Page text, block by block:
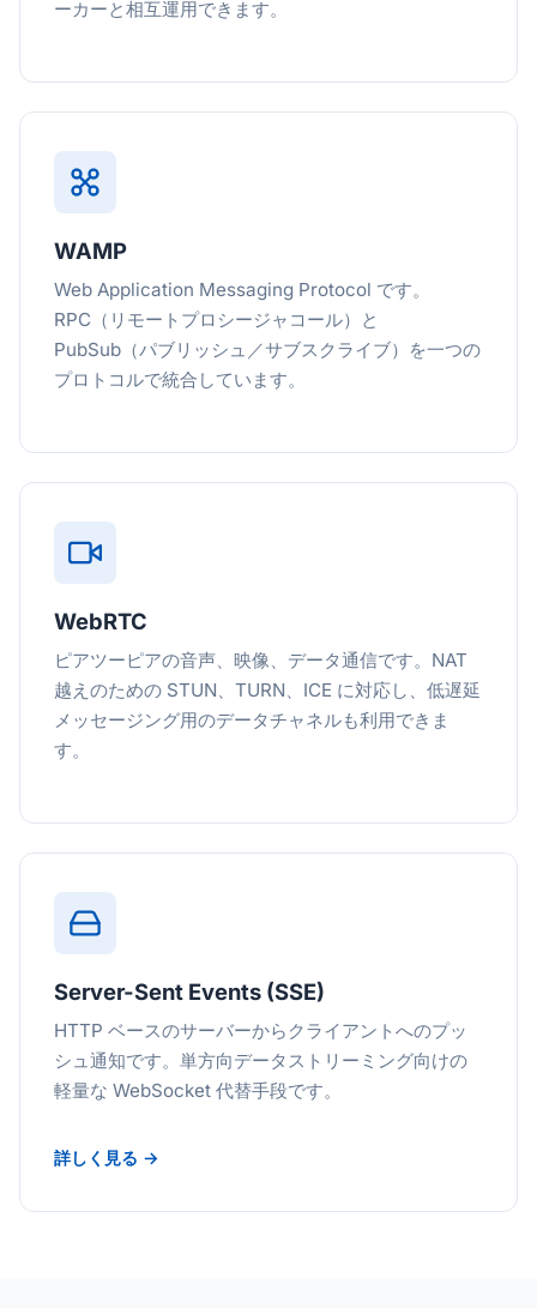
ーカーと相互運用できます。
WAMP
Web Application Messaging Protocol です。
RPC（リモートプロシージャコール）と
PubSub（パブリッシュ／サブスクライブ）を一つの
プロトコルで統合しています。
WebRTC
ピアツーピアの音声、映像、データ通信です。NAT
越えのための STUN、TURN、ICE に対応し、低遅延
メッセージング用のデータチャネルも利用できま
す。
Server-Sent Events (SSE)
HTTP ベースのサーバーからクライアントへのプッ
シュ通知です。単方向データストリーミング向けの
軽量な WebSocket 代替手段です。
詳しく見る →